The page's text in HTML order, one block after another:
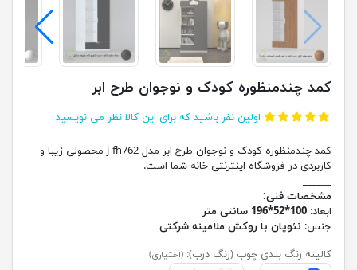
کمد چندمنظوره کودک و نوجوان طرح ابر
اولین نفر باشید که برای این کالا نظر می نویسید
کمد چندمنظوره کودک و نوجوان طرح ابر مدل j-fh762 محصولی زیبا و
کاربردی در فروشگاه اینترنتی خانه شما است.
______
مشخصات فنی:
ابعاد: 100*52*196 سانتی متر
جنس: نئوپان با روکش ملامینه شرکتی
کالیته رنگ بندی چوب (رنگ درب): (اختیاری)